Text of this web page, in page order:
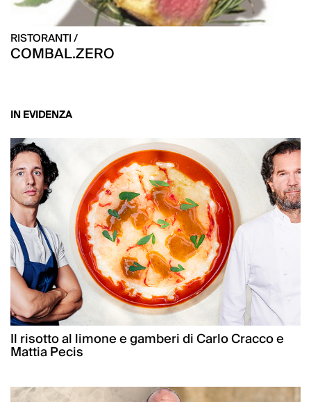
RISTORANTI /
COMBAL.ZERO
IN EVIDENZA
Il risotto al limone e gamberi di Carlo Cracco e
Mattia Pecis